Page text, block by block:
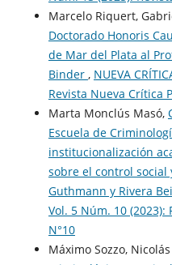
Marcelo Riquert,
Doctorado Honoris
de Mar del Plata al
Binder , NUEVA
Revista Nueva Crí­tica
Marta Monclús Masó,
Escuela de
institucionalización
sobre el control social
Guthmann y Rivera
Vol. 5 Núm. 10 (2023):
N°10
Máximo Sozzo,